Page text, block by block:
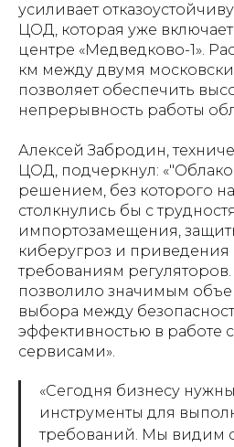
усиливает
ЦОД, которая уже включает
центре «Медведково-1».
км между двумя
позволяет обеспечить
непрерывность работы
Алексей Забродин,
ЦОД, подчеркнул:
решением, без которого
столкнулись бы с
импортозамещения,
киберугроз и приведения
требованиям
позволило значимым
выбора между
эффективностью в работе
сервисами».
«Сегодня бизнесу
инструменты для
требований. Мы видим